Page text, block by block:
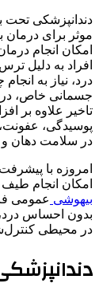
دندانپزشکی
موثر برای درمان
امکان انجام
افراد به دلیل
درد، نیاز به
جسمانی خاص،
تاخیر علاوه بر
پوسیدگی،
در سلامت دهان و
امروزه با
امکان انجام
بیهوشی عمومی
بدون احساس
در محیطی